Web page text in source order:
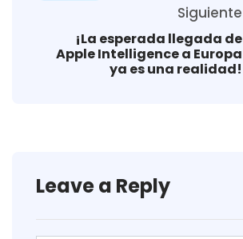
Siguiente
¡La esperada llegada de
Apple Intelligence a Europa
ya es una realidad!
Leave a Reply